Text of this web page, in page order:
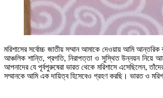
মরিশাসের সর্বোচ্চ জাতীয় সম্মান আমাকে দেওয়ায় আমি
আঞ্চলিক শান্তি, প্রগতি, নিরাপত্তা ও সুস্থিত উন্নয়ন নিয়ে
আপনাদের যে পূর্বপুরুষেরা ভারত থেকে মরিশাসে এসেছিলেন,
সম্মানকে আমি এক দায়িত্ব হিসেবেও গ্রহণ করছি। ভারত ও